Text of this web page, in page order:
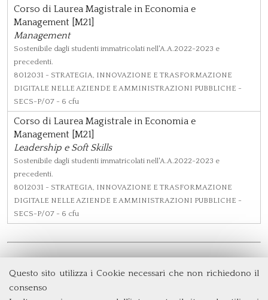
Questo sito utilizza i Cookie necessari che non richiedono il
consenso
Corso di Laurea Magistrale in Economia e
Management [M21]
Management
Sostenibile dagli studenti immatricolati nell'A.A.2022-2023 e
precedenti.
8012031 - STRATEGIA, INNOVAZIONE E TRASFORMAZIONE
DIGITALE NELLE AZIENDE E AMMINISTRAZIONI PUBBLICHE -
SECS-P/07 - 6 cfu
Corso di Laurea Magistrale in Economia e
Management [M21]
Leadership e Soft Skills
Sostenibile dagli studenti immatricolati nell'A.A.2022-2023 e
precedenti.
8012031 - STRATEGIA, INNOVAZIONE E TRASFORMAZIONE
DIGITALE NELLE AZIENDE E AMMINISTRAZIONI PUBBLICHE -
SECS-P/07 - 6 cfu